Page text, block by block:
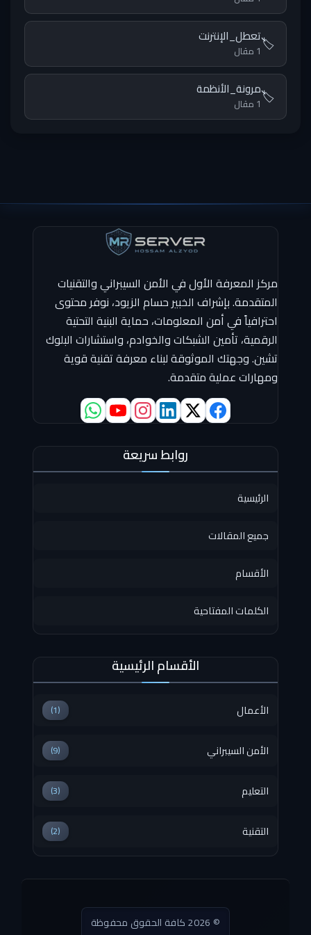
🏷️تعطل_الإنترنت
1 مقال
🏷️مرونة_الأنظمة
1 مقال
مركز المعرفة الأول في الأمن السيبراني والتقنيات
المتقدمة. بإشراف الخبير حسام الزيود، نوفر محتوى
احترافياً في أمن المعلومات، حماية البنية التحتية
الرقمية، تأمين الشبكات والخوادم، واستشارات البلوك
تشين. وجهتك الموثوقة لبناء معرفة تقنية قوية
ومهارات عملية متقدمة.
روابط سريعة
الرئيسية
جميع المقالات
الأقسام
الكلمات المفتاحية
الأقسام الرئيسية
الأعمال (1)
الأمن السيبراني (9)
التعليم (3)
التقنية (2)
© 2026 كافة الحقوق محفوظة